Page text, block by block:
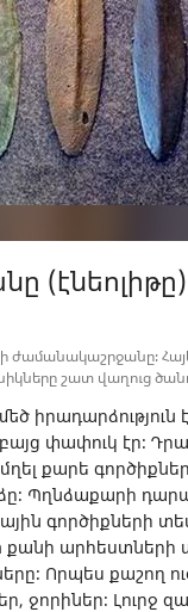
ժամանակաշրջանը։
շատ վաղուց
բայց փափուկ էր։
քարե
Պղնձաքարի
գործիքների
արհեստների
Որպես քաշող
ջորիներ։ Լուրջ